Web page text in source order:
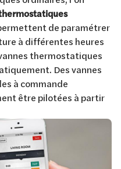
de paramétrer
à différentes heures
thermostatiques
Des vannes
à commande
être pilotées à partir